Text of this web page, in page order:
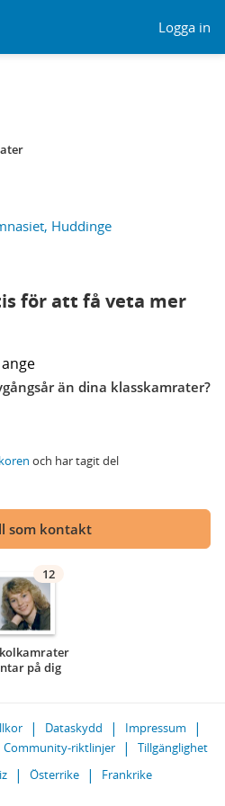
Logga in
Huddinge
för att få veta mer
än dina klasskamrater?
och har tagit del
som kontakt
12
på dig
Dataskydd
Impressum
Community-riktlinjer
Tillgänglighet
Österrike Frankrike